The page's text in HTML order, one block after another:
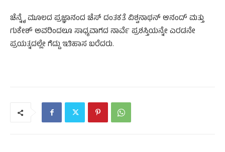
ಚೆನ್ನೈ ಮೂಲದ ಪ್ರಜ್ಞಾನಂದ ಚೆಸ್‌ ದಂತಕತೆ ವಿಶ್ವನಾಥನ್‌ ಆನಂದ್‌ ಮತ್ತು
ಗುಕೇಶ್‌ ಅವರಿಂದಲೂ ಸಾಧ್ಯವಾಗದ ನಾರ್ವೆ ಪ್ರಶಸ್ತಿಯನ್ನೇ ಎರಡನೇ
ಪ್ರಯತ್ನದಲ್ಲೇ ಗೆದ್ದು ಇತಿಹಾಸ ಬರೆದರು.